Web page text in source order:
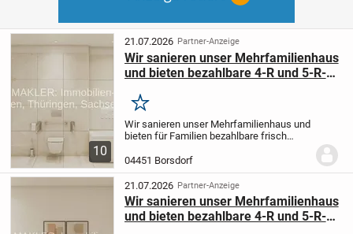
10
21.07.2026 Partner-Anzeige
Wir sanieren unser Mehrfamilienhaus
und bieten bezahlbare 4-R und 5-R-
Merken
Wir sanieren unser Mehrfamilienhaus und
bieten für Familien bezahlbare frisch
Raumwohnungen an, meistens mit
Balkon oder Loggia.Bitte melden Sie sich
bei Interesse...
04451 Borsdorf
21.07.2026 Partner-Anzeige
Wir sanieren unser Mehrfamilienhaus
und bieten bezahlbare 4-R und 5-R-